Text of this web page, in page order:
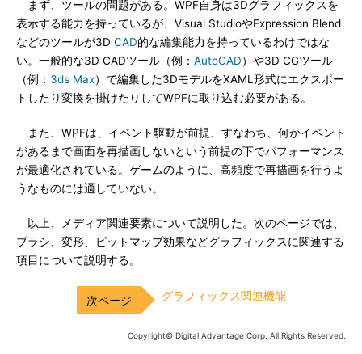
まず、ツールの問題がある。WPF自身は3Dグラフィックスを
表示する能力を持っているが、Visual StudioやExpression Blend
などのツールが3D CAD的な編集能力を持っているわけではな
い。一般的な3D CADツール（例： AutoCAD）や3D CGツール
（例： 3ds Max）で編集した3DモデルをXAML形式にエクスポー
トしたり変換を掛けたりしてWPFに取り込む必要がある。
また、WPFは、イベント駆動が前提、すなわち、何かイベント
があるまで画面を再描画しないという前提の下でパフォーマンス
が最適化されている。ゲームのように、高頻度で再描画を行うよ
うなものには適していない。
以上、メディア関連要素について説明した。次のページでは、
ブラシ、変形、ビットマップ効果などグラフィックスに関連する
項目について説明する。
グラフィックス関連機能
Copyright© Digital Advantage Corp. All Rights Reserved.